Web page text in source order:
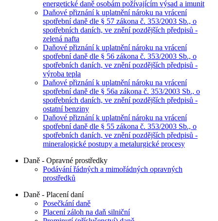
energetické daně osobám požívajícím výsad a imunit
Daňové přiznání k uplatnění nároku na vrácení
spotřební daně dle § 57 zákona č. 353/2003 Sb., o
spotřebních daních, ve znění pozdějších předpisů -
zelená nafta
Daňové přiznání k uplatnění nároku na vrácení
spotřební daně dle § 56 zákona č. 353/2003 Sb., o
spotřebních daních, ve znění pozdějších předpisů -
výroba tepla
Daňové přiznání k uplatnění nároku na vrácení
spotřební daně dle § 56a zákona č. 353/2003 Sb., o
spotřebních daních, ve znění pozdějších předpisů -
ostatní benziny
Daňové přiznání k uplatnění nároku na vrácení
spotřební daně dle § 55 zákona č. 353/2003 Sb., o
spotřebních daních, ve znění pozdějších předpisů -
mineralogické postupy a metalurgické procesy
Daně - Opravné prostředky
Podávání řádných a mimořádných opravných
prostředků
Daně - Placení daní
Posečkání daně
Placení záloh na daň silniční